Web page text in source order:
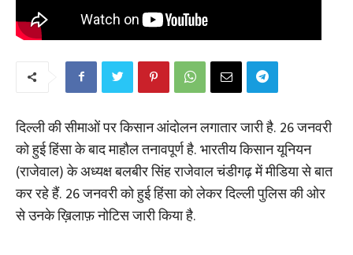
दिल्ली की सीमाओं पर किसान आंदोलन लगातार जारी है. 26 जनवरी
को हुई हिंसा के बाद माहौल तनावपूर्ण है. भारतीय किसान यूनियन
(राजेवाल) के अध्यक्ष बलबीर सिंह राजेवाल चंडीगढ़ में मीडिया से बात
कर रहे हैं. 26 जनवरी को हुई हिंसा को लेकर दिल्ली पुलिस की ओर
से उनके ख़िलाफ़ नोटिस जारी किया है.